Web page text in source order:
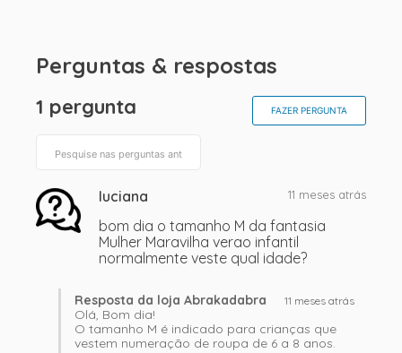
Perguntas & respostas
1 pergunta FAZER PERGUNTA
luciana 11 meses atrás
bom dia o tamanho M da fantasia
Mulher Maravilha verao infantil
normalmente veste qual idade?
Resposta da loja Abrakadabra 11 meses atrás
Olá, Bom dia!
O tamanho M é indicado para crianças que
vestem numeração de roupa de 6 a 8 anos.